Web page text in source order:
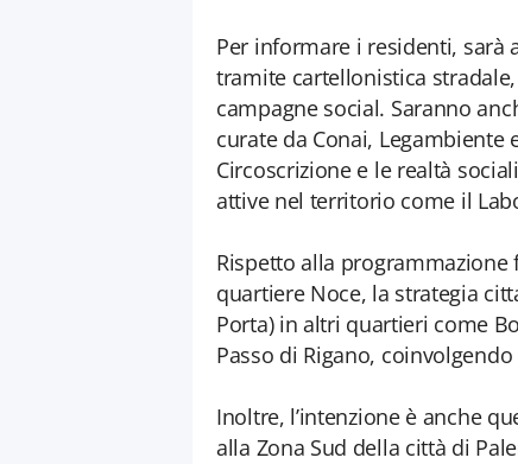
Per informare i residenti, sarà
tramite cartellonistica
campagne social. Saranno
curate da Conai, Legambiente
Circoscrizione e le realtà
attive nel territorio come il
Rispetto alla
quartiere Noce, la strategia
Porta) in altri quartieri come
Passo di Rigano,
Inoltre, l’intenzione è anche
alla Zona Sud della città di